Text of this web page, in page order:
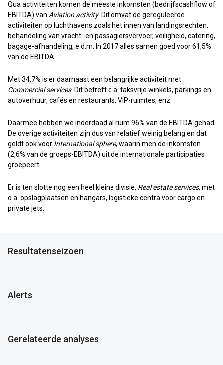
Qua activiteiten komen de meeste inkomsten (bedrijfscashflow of
EBITDA) van Aviation activity. Dit omvat de gereguleerde
activiteiten op luchthavens zoals het innen van landingsrechten,
behandeling van vracht- en passagiersvervoer, veiligheid, catering,
bagage-afhandeling, e.d.m. In 2017 alles samen goed voor 61,5%
van de EBITDA.
Met 34,7% is er daarnaast een belangrijke activiteit met
Commercial services. Dit betreft o.a. taksvrije winkels, parkings en
autoverhuur, cafés en restaurants, VIP-ruimtes, enz.
Daarmee hebben we inderdaad al ruim 96% van de EBITDA gehad.
De overige activiteiten zijn dus van relatief weinig belang en dat
geldt ook voor International sphere, waarin men de inkomsten
(2,6% van de groeps-EBITDA) uit de internationale participaties
groepeert.
Er is ten slotte nog een heel kleine divisie, Real estate services, met
o.a. opslagplaatsen en hangars, logistieke centra voor cargo en
private jets.
Resultatenseizoen
Alerts
Gerelateerde analyses